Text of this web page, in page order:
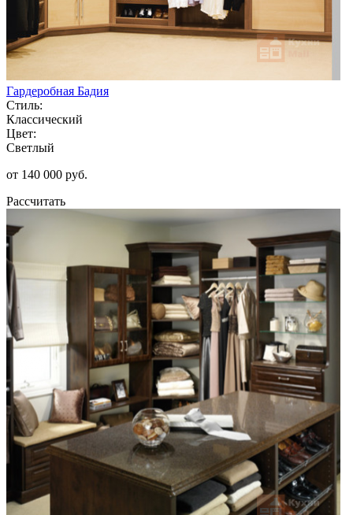
Гардеробная Бадия
Стиль:
Классический
Цвет:
Светлый
от 140 000 руб.
Рассчитать